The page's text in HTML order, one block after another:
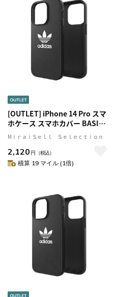
[OUTLET] iPhone 14 Pro スマ
ホケース スマホカバー BASIC
Black(ブラック)/White(ホワイ
ト) シンプル ロゴ adidas
Originals[アディダス オリジナ
ルス]
MⅰｒａｉＳｅｌｌ Ｓｅｌｅｃｔｉｏｎ
2,120 円 （税込）
積算 19 マイル (1倍)